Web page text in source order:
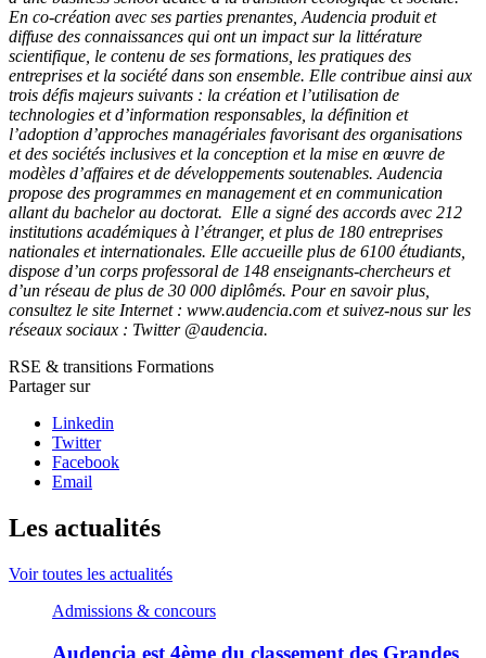
En co-création avec ses parties prenantes, Audencia produit et
diffuse des connaissances qui ont un impact sur la littérature
scientifique, le contenu de ses formations, les pratiques des
entreprises et la société dans son ensemble. Elle contribue ainsi aux
trois défis majeurs suivants : la création et l’utilisation de
technologies et d’information responsables, la définition et
l’adoption d’approches managériales favorisant des organisations
et des sociétés inclusives et la conception et la mise en œuvre de
modèles d’affaires et de développements soutenables. Audencia
propose des programmes en management et en communication
allant du bachelor au doctorat. Elle a signé des accords avec 212
institutions académiques à l’étranger, et plus de 180 entreprises
nationales et internationales. Elle accueille plus de 6100 étudiants,
dispose d’un corps professoral de 148 enseignants-chercheurs et
d’un réseau de plus de 30 000 diplômés. Pour en savoir plus,
consultez le site Internet : www.audencia.com et suivez-nous sur les
réseaux sociaux : Twitter @audencia.
RSE & transitions Formations
Partager sur
Linkedin
Twitter
Facebook
Email
Les actualités
Voir toutes les actualités
Admissions & concours
Audencia est 4ème du classement des Grandes